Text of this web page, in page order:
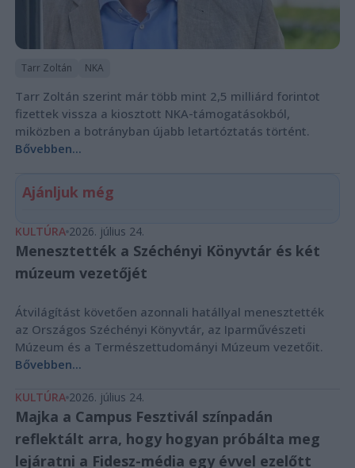
Tarr Zoltán NKA
Tarr Zoltán szerint már több mint 2,5 milliárd forintot
fizettek vissza a kiosztott NKA-támogatásokból,
miközben a botrányban újabb letartóztatás történt.
Bővebben...
Ajánljuk még
KULTÚRA 2026. július 24.
Menesztették a Széchényi Könyvtár és két
múzeum vezetőjét
Átvilágítást követően azonnali hatállyal menesztették
az Országos Széchényi Könyvtár, az Iparművészeti
Múzeum és a Természettudományi Múzeum vezetőit.
Bővebben...
KULTÚRA 2026. július 24.
Majka a Campus Fesztivál színpadán
reflektált arra, hogy hogyan próbálta meg
lejáratni a Fidesz-média egy évvel ezelőtt